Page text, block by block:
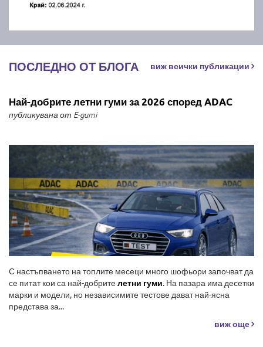
ПОСЛЕДНО ОТ БЛОГА виж всички публикации
Най-добрите летни гуми за 2026 според ADAC
публикувана от E-gumi
С настъпването на топлите месеци много шофьори започват да
се питат кои са най-добрителетни гуми. На пазара има десетки
марки и модели, но независимите тестове дават най-ясна
представа за...
виж още